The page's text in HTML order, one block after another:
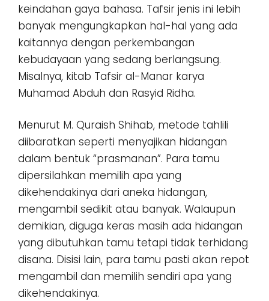
keindahan gaya bahasa. Tafsir jenis ini lebih
banyak mengungkapkan hal-hal yang ada
kaitannya dengan perkembangan
kebudayaan yang sedang berlangsung.
Misalnya, kitab Tafsir al-Manar karya
Muhamad Abduh dan Rasyid Ridha.
Menurut M. Quraish Shihab, metode tahlili
diibaratkan seperti menyajikan hidangan
dalam bentuk “prasmanan”. Para tamu
dipersilahkan memilih apa yang
dikehendakinya dari aneka hidangan,
mengambil sedikit atau banyak. Walaupun
demikian, diguga keras masih ada hidangan
yang dibutuhkan tamu tetapi tidak terhidang
disana. Disisi lain, para tamu pasti akan repot
mengambil dan memilih sendiri apa yang
dikehendakinya.